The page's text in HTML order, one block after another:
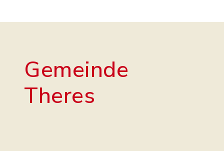
Gemeinde
Theres